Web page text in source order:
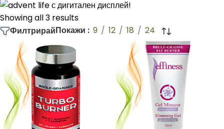
Showing all 3 results
ФилтрирайПокажи 9 12 18 24